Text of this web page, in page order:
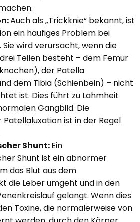
Auch als „Trickknie“ bekannt, ist
ein häufiges Problem bei
Sie wird verursacht, wenn die
Teilen besteht – dem Femur
der Patella
dem Tibia (Schienbein) – nicht
ist. Dies führt zu Lahmheit
Gangbild. Die
Patellaluxation ist in der Regel
Shunt:Ein
Shunt ist ein abnormer
das Blut aus dem
die Leber umgeht und in den
gelangt. Wenn dies
Toxine, die normalerweise von